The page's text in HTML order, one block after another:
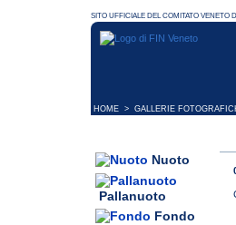
HOME > GALLERIE
Nuoto
Pallanuoto
Fondo